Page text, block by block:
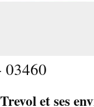
03460
et ses